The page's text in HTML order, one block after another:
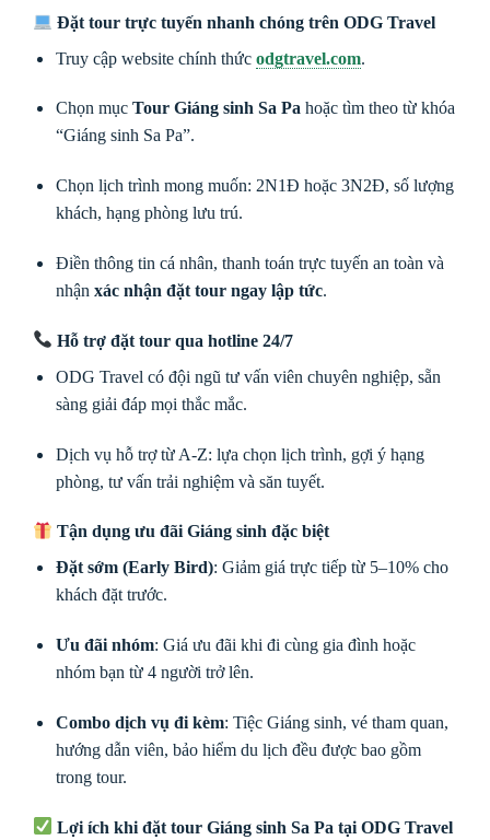
Đặt tour trực tuyến nhanh chóng trên ODG Travel
Truy cập website chính thức odgtravel.com.
Chọn mục Tour Giáng sinh Sa Pa hoặc tìm theo từ khóa
“Giáng sinh Sa Pa”.
Chọn lịch trình mong muốn: 2N1Đ hoặc 3N2Đ, số lượng
khách, hạng phòng lưu trú.
Điền thông tin cá nhân, thanh toán trực tuyến an toàn và
nhận xác nhận đặt tour ngay lập tức.
Hỗ trợ đặt tour qua hotline 24/7
ODG Travel có đội ngũ tư vấn viên chuyên nghiệp, sẵn
sàng giải đáp mọi thắc mắc.
Dịch vụ hỗ trợ từ A-Z: lựa chọn lịch trình, gợi ý hạng
phòng, tư vấn trải nghiệm và săn tuyết.
Tận dụng ưu đãi Giáng sinh đặc biệt
Đặt sớm (Early Bird): Giảm giá trực tiếp từ 5–10% cho
khách đặt trước.
Ưu đãi nhóm: Giá ưu đãi khi đi cùng gia đình hoặc
nhóm bạn từ 4 người trở lên.
Combo dịch vụ đi kèm: Tiệc Giáng sinh, vé tham quan,
hướng dẫn viên, bảo hiểm du lịch đều được bao gồm
trong tour.
Lợi ích khi đặt tour Giáng sinh Sa Pa tại ODG Travel